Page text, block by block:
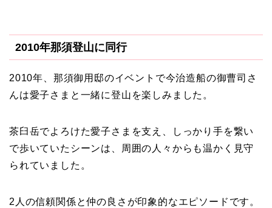
2010年那須登山に同行
2010年、那須御用邸のイベントで今治造船の御曹司さ
んは愛子さまと一緒に登山を楽しみました。
茶臼岳でよろけた愛子さまを支え、しっかり手を繋い
で歩いていたシーンは、周囲の人々からも温かく見守
られていました。
2人の信頼関係と仲の良さが印象的なエピソードです。